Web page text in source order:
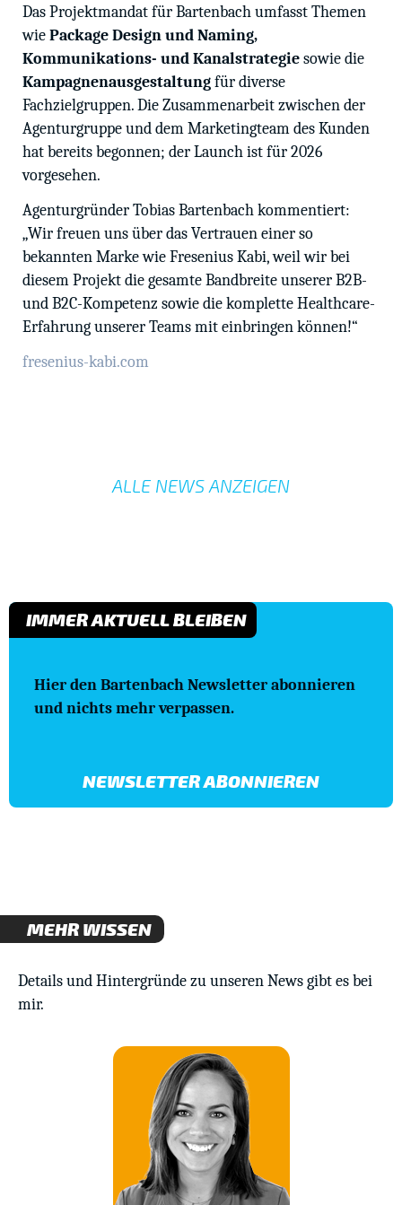
Das Projektmandat für Bartenbach umfasst Themen
wiePackage Design und Naming,
Kommunikations- und Kanalstrategiesowie die
Kampagnenausgestaltungfür diverse
Fachzielgruppen. Die Zusammenarbeit zwischen der
Agenturgruppe und dem Marketingteam des Kunden
hat bereits begonnen; der Launch ist für 2026
vorgesehen.
Agenturgründer Tobias Bartenbach kommentiert:
„Wir freuen uns über das Vertrauen einer so
bekannten Marke wie Fresenius Kabi, weil wir bei
diesem Projekt die gesamte Bandbreite unserer B2B-
und B2C-Kompetenz sowie die komplette Healthcare-
Erfahrung unserer Teams mit einbringen können!“
fresenius-kabi.com
ALLE NEWS ANZEIGEN
IMMER AKTUELL BLEIBEN
Hier den Bartenbach Newsletter abonnieren
und nichts mehr verpassen.
NEWSLETTER ABONNIEREN
MEHR WISSEN
Details und Hintergründe zu unseren News gibt es bei
mir.